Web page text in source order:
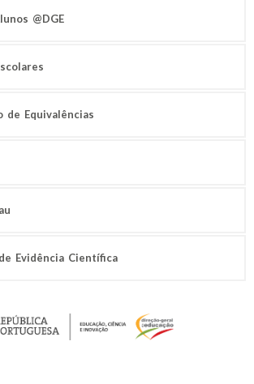
@DGE
de Equivalências
Evidência Científica